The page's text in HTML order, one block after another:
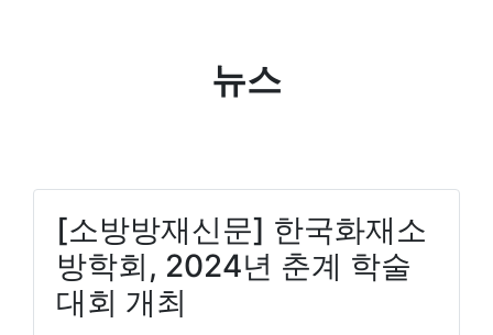
뉴스
[소방방재신문] 한국화재소
방학회, 2024년 춘계 학술
대회 개최